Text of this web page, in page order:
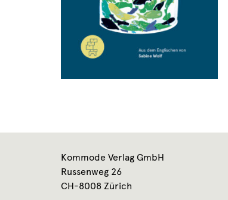
Kommode Verlag GmbH
Russenweg 26
CH-8008 Zürich